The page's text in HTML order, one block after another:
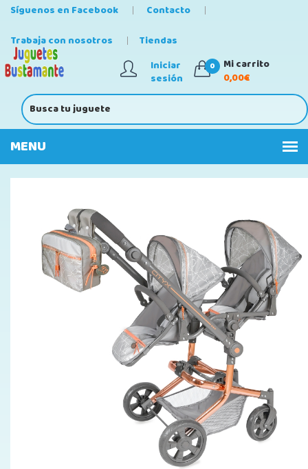
Síguenos en Facebook
Contacto
Trabaja con nosotros
Tiendas
Iniciar
sesión
0
Mi carrito
0,00€